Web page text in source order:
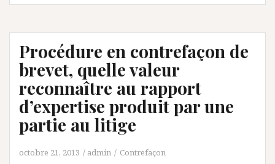
Procédure en contrefaçon de
brevet, quelle valeur
reconnaître au rapport
d’expertise produit par une
partie au litige
octobre 21, 2013 admin Contrefaçon